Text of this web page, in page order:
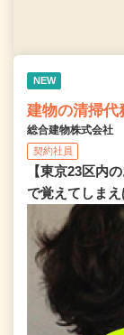
NEW
建物の清掃代
総合建物株式会社
契約社員
【東京23区内
で覚えてしま